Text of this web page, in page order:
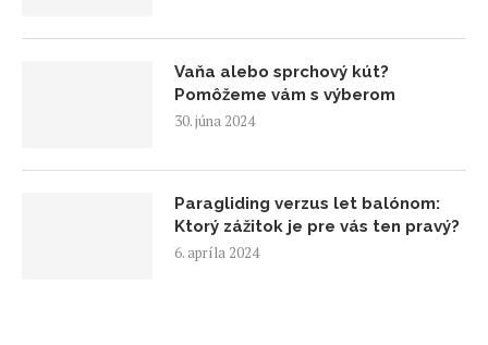
Vaňa alebo sprchový kút?
Pomôžeme vám s výberom
30. júna 2024
Paragliding verzus let balónom:
Ktorý zážitok je pre vás ten pravý?
6. apríla 2024